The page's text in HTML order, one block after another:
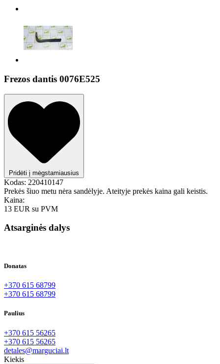
Frezos dantis 0076E525
Pridėti į mėgstamiausius
Kodas: 220410147
Prekės šiuo metu nėra sandėlyje. Ateityje prekės kaina gali keistis.
Kaina:
13 EUR su PVM
Atsarginės dalys
Donatas
+370 615 68799
+370 615 68799
Paulius
+370 615 56265
+370 615 56265
detales@marguciai.lt
Kiekis